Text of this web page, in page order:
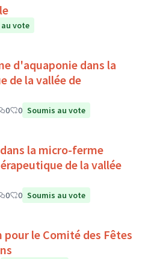
vote
d'aquaponie dans la
de la vallée de
0 0 Soumis au vote
la micro-ferme
de la vallée
0 0 Soumis au vote
pour le Comité des Fêtes